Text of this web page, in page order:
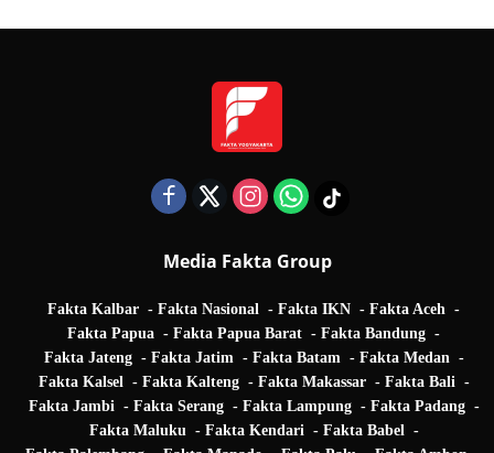
Media Fakta Group
Fakta Kalbar Fakta Nasional Fakta IKN
Fakta Aceh
Fakta Papua
Fakta Papua Barat
Fakta Bandung
Fakta Jateng
Fakta Jatim Fakta Batam
Fakta Medan
Fakta Kalsel
Fakta Kalteng Fakta Makassar
Fakta Bali
Fakta Jambi
Fakta Serang Fakta Lampung
Fakta Padang
Fakta Maluku
Fakta Kendari
Fakta Babel